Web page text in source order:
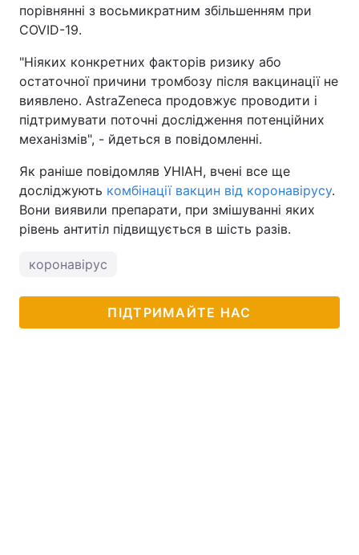
порівнянні з восьмикратним збільшенням при
COVID-19.
"Ніяких конкретних факторів ризику або
остаточної причини тромбозу після вакцинації не
виявлено. AstraZeneca продовжує проводити і
підтримувати поточні дослідження потенційних
механізмів", - йдеться в повідомленні.
Як раніше повідомляв УНІАН, вчені все ще
досліджують комбінації вакцин від коронавірусу.
Вони виявили препарати, при змішуванні яких
рівень антитіл підвищується в шість разів.
коронавірус
ПІДТРИМАЙТЕ НАС